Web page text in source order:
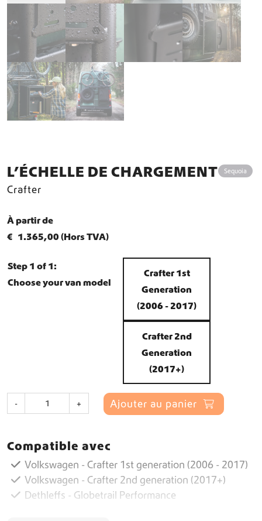
L’ÉCHELLE DE CHARGEMENT Sequoia
Crafter
À partir de
€ 1.365,00 (Hors TVA)
Step 1 of 1:
Choose your van model
Crafter 1st
Generation
(2006 - 2017)
Crafter 2nd
Generation
(2017+)
-
t
d
+ Ajouter au panier
Compatible avec
Volkswagen - Crafter 1st generation (2006 - 2017)
Volkswagen - Crafter 2nd generation (2017+)
Dethleffs - Globetrail Performance